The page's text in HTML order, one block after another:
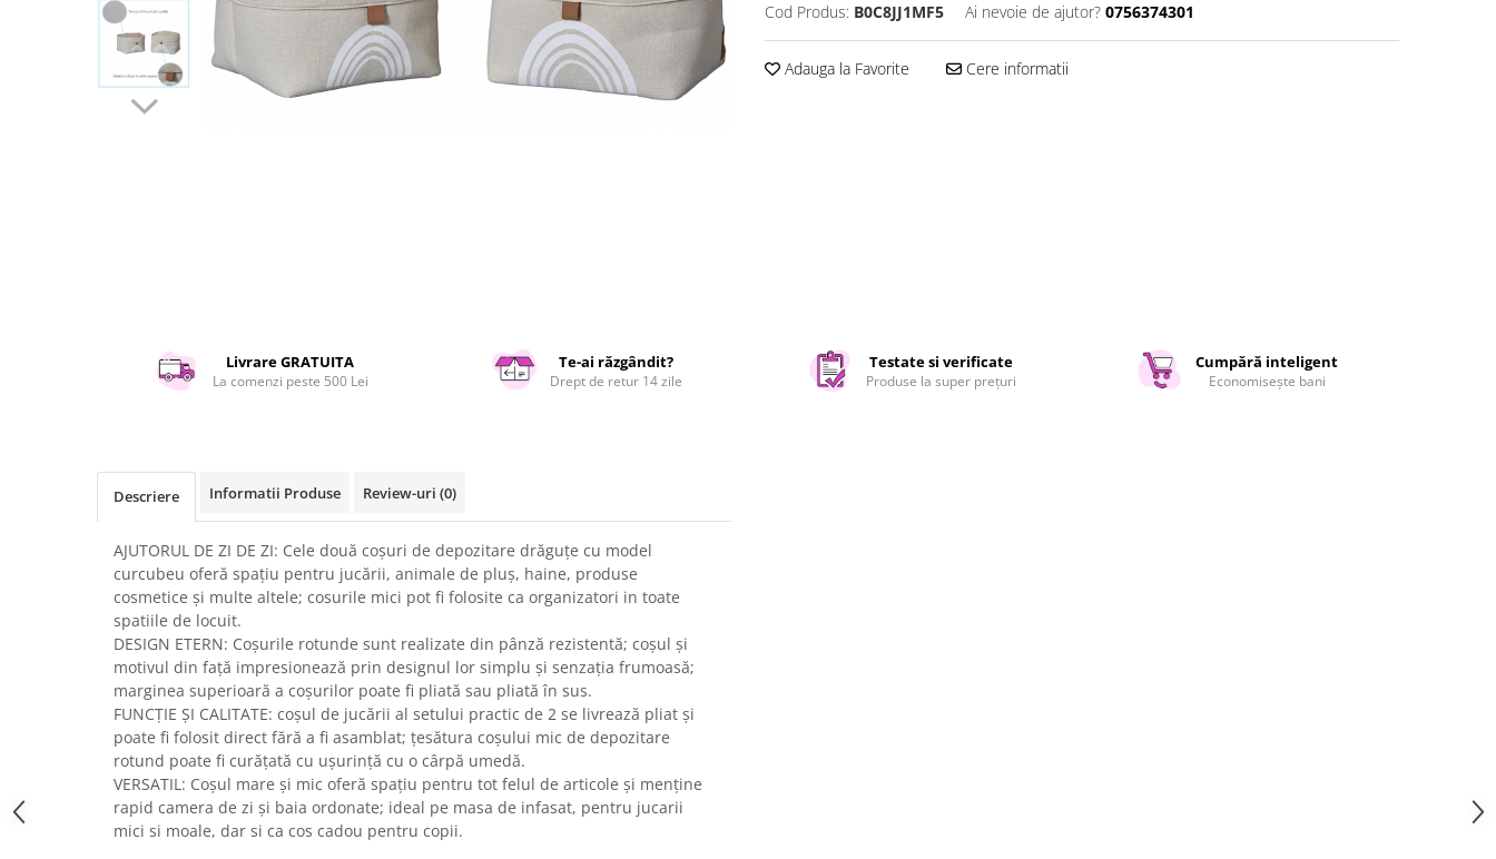
Hobby-uri creative
Iluminat & Electrice
Scule electrice si unelte
Silicon, spume si solutii tehnice
Uscatoare rufe
Utilaje si materiale de constructii
Laptop, Tablete & Telefoane
Accesorii tablete
Laptopuri si Accesorii
Telefoane Mobile & accesorii
Wearable & Gadgeturi
Electrocasnice & Climatizare
Accesorii si piese masini spalat
rufe si uscatoare
Accesorii si piese masini spalat
Aparate Frigorifice
Aparate Racire Aer
Cod Produs: B0C8JJ1MF5 Ai nevoie de ajutor? 0756374301
Adauga la Favorite Cere informatii
Livrare GRATUITA
La comenzi peste 500 Lei
Te-ai răzgândit?
Drept de retur 14 zile
Testate si verificate
Produse la super prețuri
Cumpără inteligent
Economisește bani
Descriere Informatii Produse Review-uri (0)
AJUTORUL DE ZI DE ZI: Cele două coșuri de depozitare drăguțe cu model
curcubeu oferă spațiu pentru jucării, animale de pluș, haine, produse
cosmetice și multe altele; cosurile mici pot fi folosite ca organizatori in toate
spatiile de locuit.
DESIGN ETERN: Coșurile rotunde sunt realizate din pânză rezistentă; coșul și
motivul din față impresionează prin designul lor simplu și senzația frumoasă;
marginea superioară a coșurilor poate fi pliată sau pliată în sus.
FUNCȚIE ȘI CALITATE: coșul de jucării al setului practic de 2 se livrează pliat și
poate fi folosit direct fără a fi asamblat; țesătura coșului mic de depozitare
rotund poate fi curățată cu ușurință cu o cârpă umedă.
VERSATIL: Coșul mare și mic oferă spațiu pentru tot felul de articole și menține
rapid camera de zi și baia ordonate; ideal pe masa de infasat, pentru jucarii
mici si moale, dar si ca cos cadou pentru copii.